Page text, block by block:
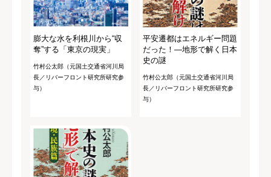
膨大な水を利根川から“収
奪”する「東京の現実」
竹村公太郎（元国土交通省河川局
長／リバーフロント研究所研究参
与）
平安遷都はエネルギー問題
だった！―地形で解く日本
史の謎
竹村公太郎（元国土交通省河川局
長／リバーフロント研究所研究参
与）